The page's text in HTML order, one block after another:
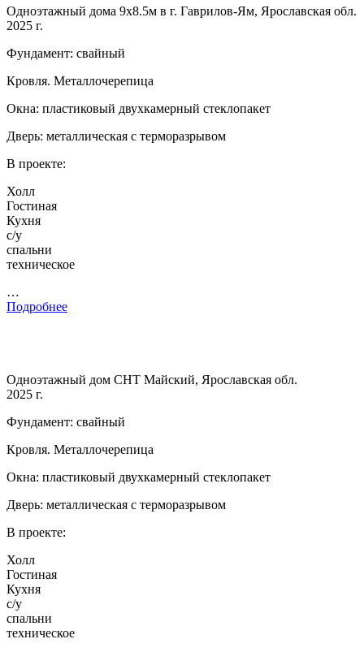
Одноэтажный дома 9х8.5м в г. Гаврилов-Ям, Ярославская обл.
2025 г.
Фундамент: свайный
Кровля. Металлочерепица
Окна: пластиковый двухкамерный стеклопакет
Дверь: металлическая с терморазрывом
В проекте:
Холл
Гостиная
Кухня
с/у
спальни
техническое
…
Подробнее
Одноэтажный дом СНТ Майский, Ярославская обл.
2025 г.
Фундамент: свайный
Кровля. Металлочерепица
Окна: пластиковый двухкамерный стеклопакет
Дверь: металлическая с терморазрывом
В проекте:
Холл
Гостиная
Кухня
с/у
спальни
техническое